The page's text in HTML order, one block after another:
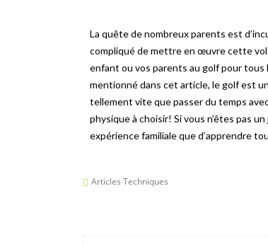
La quête de nombreux parents est
compliqué de mettre en œuvre cette
enfant ou vos parents au golf pour tous
mentionné dans cet article, le golf est
tellement vite que passer du temps
physique à choisir! Si vous n’êtes pas
expérience familiale que d’apprendre
Articles Techniques